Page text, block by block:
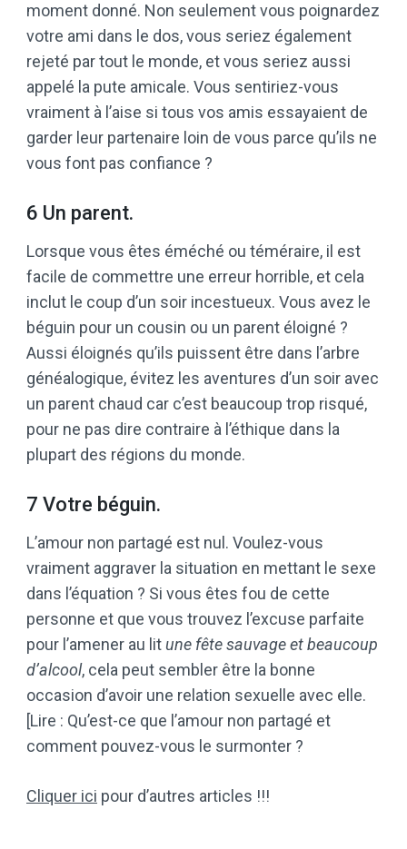
moment donné. Non seulement vous poignardez
votre ami dans le dos, vous seriez également
rejeté par tout le monde, et vous seriez aussi
appelé la pute amicale. Vous sentiriez-vous
vraiment à l’aise si tous vos amis essayaient de
garder leur partenaire loin de vous parce qu’ils ne
vous font pas confiance ?
6 Un parent.
Lorsque vous êtes éméché ou téméraire, il est
facile de commettre une erreur horrible, et cela
inclut le coup d’un soir incestueux. Vous avez le
béguin pour un cousin ou un parent éloigné ?
Aussi éloignés qu’ils puissent être dans l’arbre
généalogique, évitez les aventures d’un soir avec
un parent chaud car c’est beaucoup trop risqué,
pour ne pas dire contraire à l’éthique dans la
plupart des régions du monde.
7 Votre béguin.
L’amour non partagé est nul. Voulez-vous
vraiment aggraver la situation en mettant le sexe
dans l’équation ? Si vous êtes fou de cette
personne et que vous trouvez l’excuse parfaite
pour l’amener au lit une fête sauvage et beaucoup
d’alcool, cela peut sembler être la bonne
occasion d’avoir une relation sexuelle avec elle.
[Lire : Qu’est-ce que l’amour non partagé et
comment pouvez-vous le surmonter ?
Cliquer ici pour d’autres articles !!!